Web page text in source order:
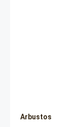
Arbustos